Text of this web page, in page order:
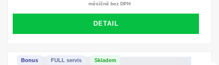
měsíčně bez DPH
DETAIL
Skladem
FULL servis
Bonus